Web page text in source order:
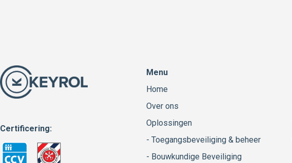
Certificering:
Menu
Home
Over ons
Oplossingen
- Toegangsbeveiliging & beheer
- Bouwkundige Beveiliging